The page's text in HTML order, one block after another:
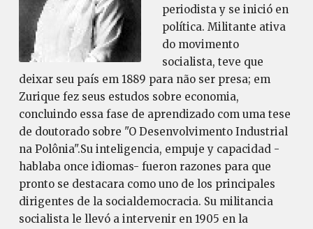
periodista y se inició en
política. Militante ativa
do movimento
socialista, teve que
deixar seu país em 1889 para não ser presa; em
Zurique fez seus estudos sobre economia,
concluindo essa fase de aprendizado com uma tese
de doutorado sobre "O Desenvolvimento Industrial
na Polônia".Su inteligencia, empuje y capacidad -
hablaba once idiomas- fueron razones para que
pronto se destacara como uno de los principales
dirigentes de la socialdemocracia. Su militancia
socialista le llevó a intervenir en 1905 en la